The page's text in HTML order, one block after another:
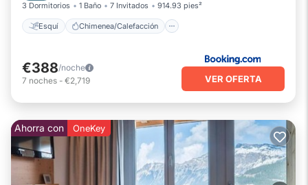
3 Dormitorios 1 Baño 7 Invitados 914.93 pies²
Esquí Chimenea/Calefacción
€388/noche
7 noches - €2,719 VER OFERTA
Ahorra con OneKey